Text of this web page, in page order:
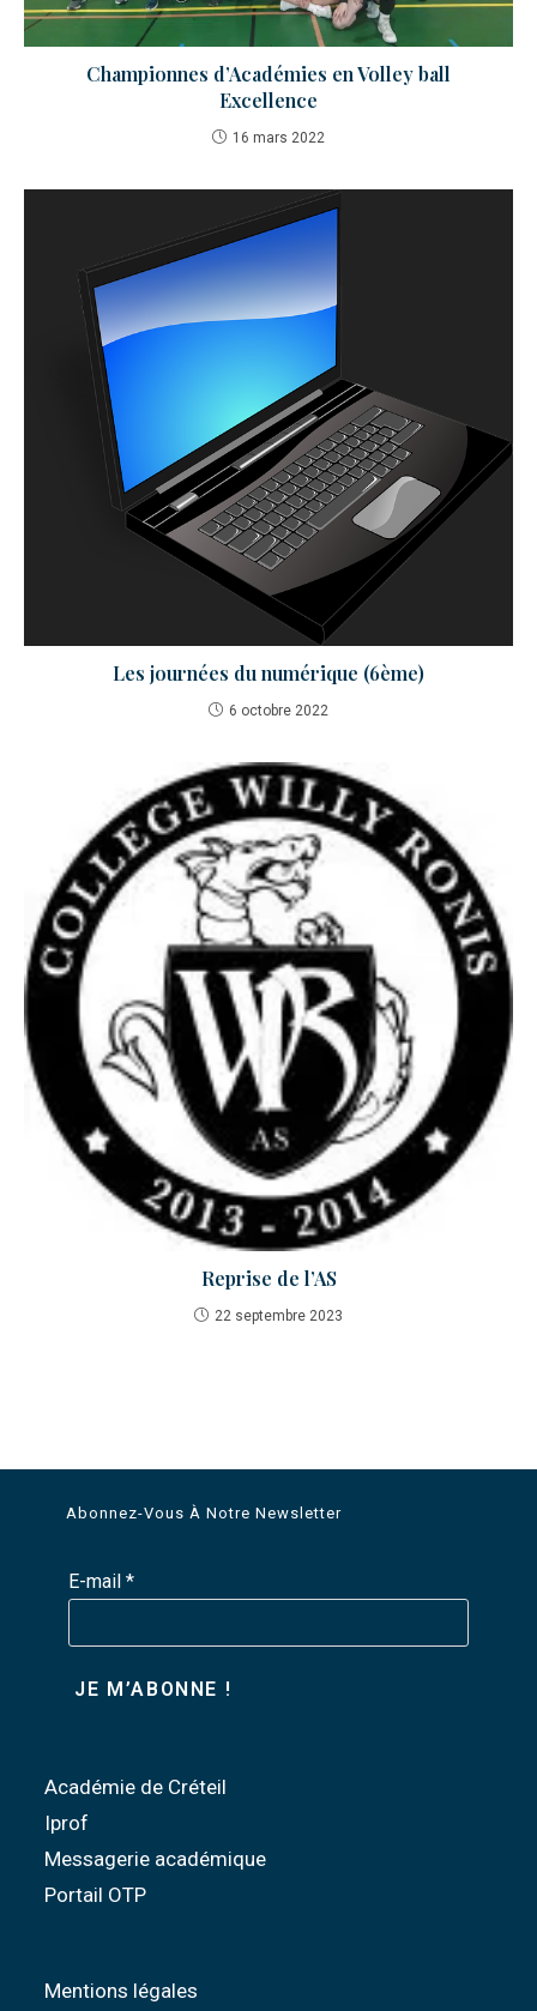
Championnes d’Académies en Volley ball
Excellence
16 mars 2022
Les journées du numérique (6ème)
6 octobre 2022
Reprise de l’AS
22 septembre 2023
Abonnez-Vous À Notre Newsletter
E-mail*
Académie de Créteil
Iprof
Messagerie académique
Portail OTP
Mentions légales